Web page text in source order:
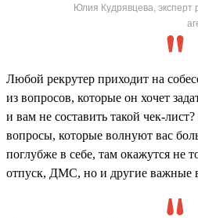
Юлия Кудрявцева, эксперт
Любой рекрутер приходит на
из вопросов, которые он хочет
и вам не составить такой чек-
вопросы, которые волнуют вас
поглубже в себе, там окажутся не
отпуск, ДМС, но и другие важные